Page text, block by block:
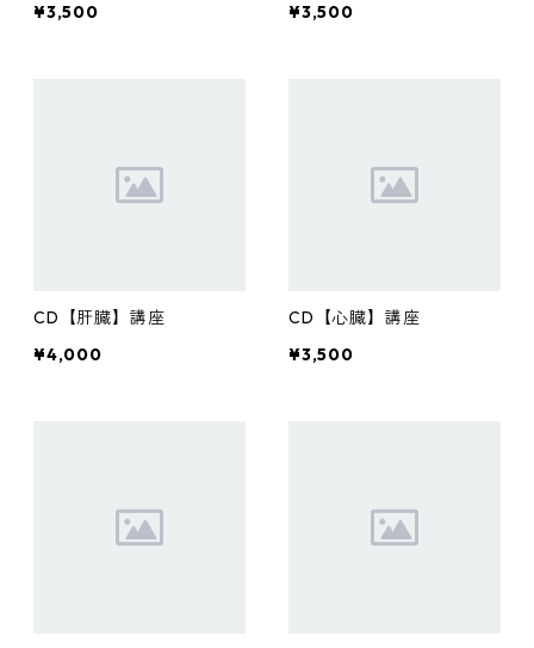
¥3,500
¥3,500
CD【肝臓】講座
¥4,000
CD【心臓】講座
¥3,500